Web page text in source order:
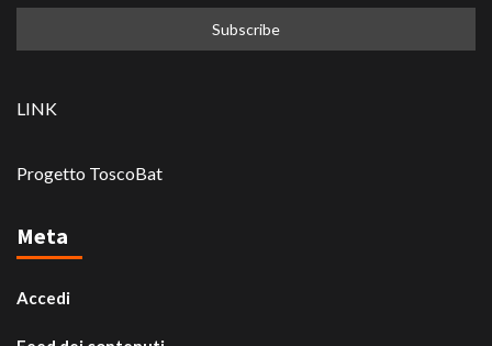
LINK
Progetto ToscoBat
Meta
Accedi